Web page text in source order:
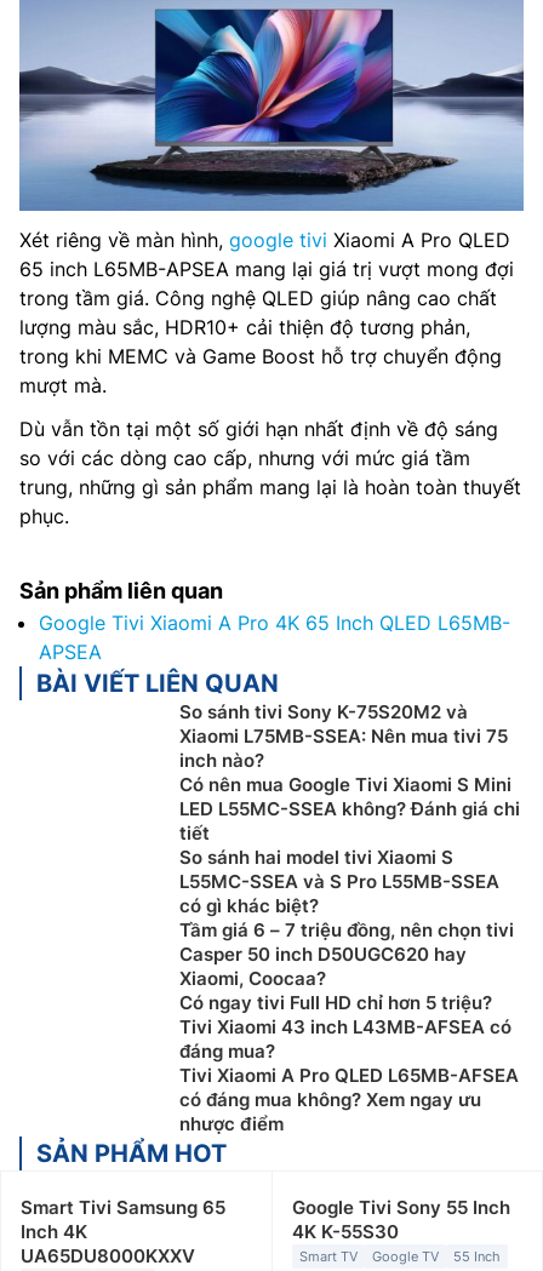
Xét riêng về màn hình, google tivi Xiaomi A Pro QLED
65 inch L65MB-APSEA mang lại giá trị vượt mong đợi
trong tầm giá. Công nghệ QLED giúp nâng cao chất
lượng màu sắc, HDR10+ cải thiện độ tương phản,
trong khi MEMC và Game Boost hỗ trợ chuyển động
mượt mà.
Dù vẫn tồn tại một số giới hạn nhất định về độ sáng
so với các dòng cao cấp, nhưng với mức giá tầm
trung, những gì sản phẩm mang lại là hoàn toàn thuyết
phục.
Sản phẩm liên quan
Google Tivi Xiaomi A Pro 4K 65 Inch QLED L65MB-
APSEA
BÀI VIẾT LIÊN QUAN
So sánh tivi Sony K-75S20M2 và
Xiaomi L75MB-SSEA: Nên mua tivi 75
inch nào?
Có nên mua Google Tivi Xiaomi S Mini
LED L55MC-SSEA không? Đánh giá chi
tiết
So sánh hai model tivi Xiaomi S
L55MC-SSEA và S Pro L55MB-SSEA
có gì khác biệt?
Tầm giá 6 – 7 triệu đồng, nên chọn tivi
Casper 50 inch D50UGC620 hay
Xiaomi, Coocaa?
Có ngay tivi Full HD chỉ hơn 5 triệu?
Tivi Xiaomi 43 inch L43MB-AFSEA có
đáng mua?
Tivi Xiaomi A Pro QLED L65MB-AFSEA
có đáng mua không? Xem ngay ưu
nhược điểm
SẢN PHẨM HOT
Smart Tivi Samsung 65
Inch 4K
UA65DU8000KXXV
Google Tivi Sony 55 Inch
4K K-55S30
Smart TV Google TV 55 Inch